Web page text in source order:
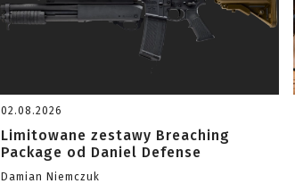
02.08.2026
Limitowane zestawy Breaching
Package od Daniel Defense
Damian Niemczuk